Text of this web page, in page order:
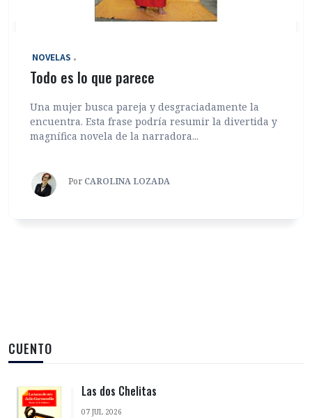
‎ NOVELAS
Todo es lo que parece
Una mujer busca pareja y desgraciadamente la
encuentra. Esta frase podría resumir la divertida y
magnífica novela de la narradora...
Por CAROLINA LOZADA
CUENTO
Las dos Chelitas
07 JUL 2026